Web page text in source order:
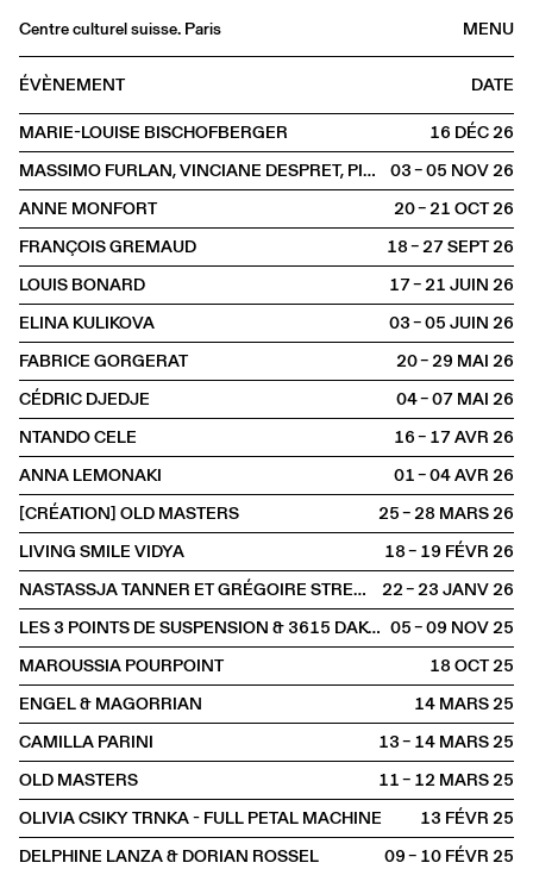
MENU
Centre culturel suisse. Paris
Agenda
Librairie
Buvette
Archives
Médiathèque
Éditions
Informations
FR/EN
SCÈNE Théâtre
ÉVÈNEMENT
DATE
MARIE-LOUISE BISCHOFBERGER
16 DÉC2026
MASSIMO FURLAN, VINCIANE DESPRET, PIERRE-OLIVIER DITTMAR ET CLAIRE DE RIBAUPIERRE
03 – 05 NOV2026
ANNE MONFORT
20 – 21 OCT2026
FRANÇOIS GREMAUD
18 – 27 SEPT2026
LOUIS BONARD
17 – 21 JUIN2026
ELINA KULIKOVA
03 – 05 JUIN2026
FABRICE GORGERAT
20 – 29 MAI2026
CÉDRIC DJEDJE
04 – 07 MAI2026
NTANDO CELE
16 – 17 AVR2026
ANNA LEMONAKI
01 – 04 AVR2026
[CRÉATION] OLD MASTERS
25 – 28 MARS2026
LIVING SMILE VIDYA
18 – 19 FÉVR2026
NASTASSJA TANNER ET GRÉGOIRE STRECKER
22 – 23 JANV2026
LES 3 POINTS DE SUSPENSION & 3615 DAKOTA 05 – 09 NOV2025
MAROUSSIA POURPOINT
18 OCT2025
ENGEL & MAGORRIAN
14 MARS2025
CAMILLA PARINI
13 – 14 MARS2025
OLD MASTERS
11 – 12 MARS2025
OLIVIA CSIKY TRNKA - FULL PETAL MACHINE
13 FÉVR2025
DELPHINE LANZA & DORIAN ROSSEL
09 – 10 FÉVR2025